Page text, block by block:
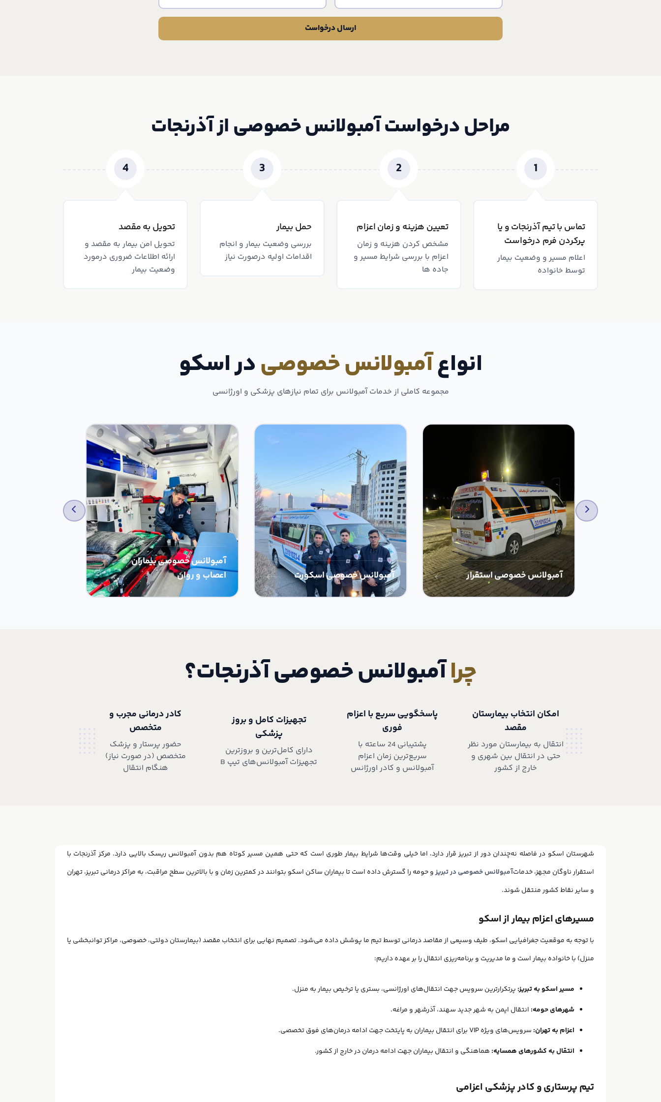
ارسال درخواست
مراحل درخواست آمبولانس خصوصی از آذرنجات
1
تماس با تیم آذرنجات و یا
پر‌کردن فرم درخواست
اعلام مسیر و وضعیت بیمار
توسط خانواده
2
تعیین هزینه و زمان اعزام
مشخص کردن هزینه و زمان
اعزام با بررسی شرایط مسیر و
جاده ها
3
حمل بیمار
بررسی وضعیت بیمار و انجام
اقدامات اولیه در‌صورت نیاز
4
تحویل به مقصد
تحویل امن بیمار به مقصد و
ارائه اطلاعات ضروری در‌مورد
وضعیت بیمار
انواعآمبولانس خصوصیدر اسکو
مجموعه کاملی از خدمات آمبولانس برای تمام نیازهای پزشکی و اورژانسی
آمبولانس خصوصی استقرار آمبولانس خصوصی اسکورت
آمبولانس خصوصی بیماران
اعصاب و روان
چراآمبولانس خصوصی آذرنجات؟
امکان انتخاب بیمارستان
مقصد
انتقال به بیمارستان مورد نظر
حتی در انتقال بین شهری و
خارج از کشور
پاسخگویی سریع با اعزام
فوری
پشتیبانی 24 ساعته با
سریع‌ترین زمان اعزام
آمبولانس و کادر اورژانس
تجهیزات کامل و بروز
پزشکی
دارای کامل‌ترین و بروزترین
تجهیزات آمبولانس‌های تیپ B
کادر درمانی مجرب و
متخصص
حضور پرستار و پزشک
متخصص (در صورت نیاز)
هنگام انتقال
شهرستان اسکو در فاصله نه‌چندان دور از تبریز قرار دارد، اما خیلی وقت‌ها شرایط بیمار طوری است که حتی همین مسیر کوتاه هم بدون آمبولانس ریسک بالایی دارد. مرکز آذرنجات با
استقرار ناوگان مجهز، خدماتآمبولانس خصوصی در تبریزو حومه را گسترش داده است تا بیماران ساکن اسکو بتوانند در کمترین زمان و با بالاترین سطح مراقبت، به مراکز درمانی تبریز، تهران
و سایر نقاط کشور منتقل شوند.
مسیرهای اعزام بیمار از اسکو
با توجه به موقعیت جغرافیایی اسکو، طیف وسیعی از مقاصد درمانی توسط تیم ما پوشش داده می‌شود. تصمیم نهایی برای انتخاب مقصد (بیمارستان دولتی، خصوصی، مراکز توانبخشی یا
منزل) با خانواده بیمار است و ما مدیریت و برنامه‌ریزی انتقال را بر عهده داریم:
مسیر اسکو به تبریز: پرتکرارترین سرویس جهت انتقال‌های اورژانسی، بستری یا ترخیص بیمار به منزل.
شهرهای حومه: انتقال ایمن به شهر جدید سهند،آذرشهرو مراغه.
اعزام به تهران: سرویس‌های ویژه VIP برای انتقال بیماران به پایتخت جهت ادامه درمان‌های فوق تخصصی.
انتقال به کشور‌های همسایه: هماهنگی و انتقال بیماران جهت ادامه درمان در خارج از کشور.
تیم پرستاری و کادر پزشکی اعزامی